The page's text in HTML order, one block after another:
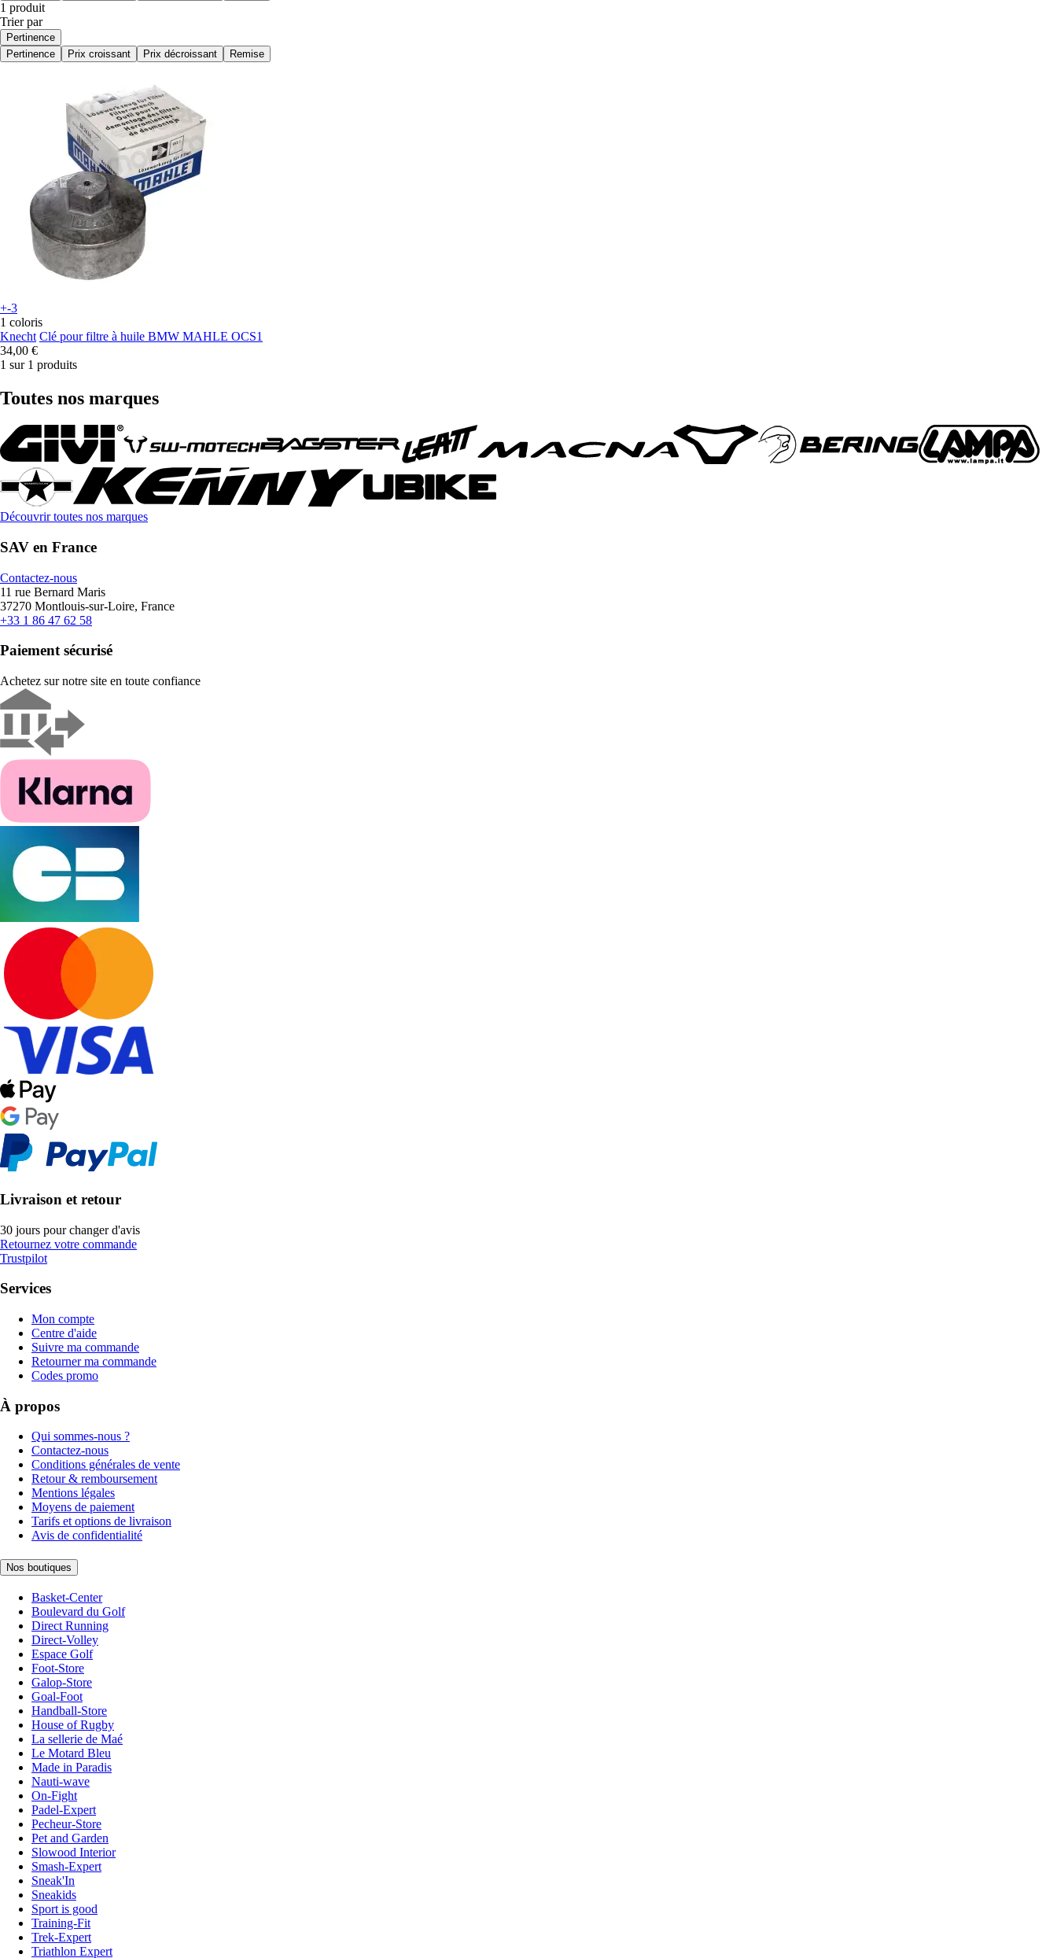
1 produit
Trier par
Pertinence
Pertinence
Prix croissant Prix décroissant Remise
+-3
1 coloris
Knecht Clé pour filtre à huile BMW MAHLE OCS1
34,00 €
1 sur 1 produits
Toutes nos marques
Découvrir toutes nos marques
SAV en France
Contactez-nous
11 rue Bernard Maris
37270 Montlouis-sur-Loire, France
+33 1 86 47 62 58
Paiement sécurisé
Achetez sur notre site en toute confiance
Livraison et retour
30 jours pour changer d'avis
Retournez votre commande
Trustpilot
Services
Mon compte
Centre d'aide
Suivre ma commande
Retourner ma commande
Codes promo
À propos
Qui sommes-nous ?
Contactez-nous
Conditions générales de vente
Retour & remboursement
Mentions légales
Moyens de paiement
Tarifs et options de livraison
Avis de confidentialité
Nos boutiques
Basket-Center
Boulevard du Golf
Direct Running
Direct-Volley
Espace Golf
Foot-Store
Galop-Store
Goal-Foot
Handball-Store
House of Rugby
La sellerie de Maé
Le Motard Bleu
Made in Paradis
Nauti-wave
On-Fight
Padel-Expert
Pecheur-Store
Pet and Garden
Slowood Interior
Smash-Expert
Sneak'In
Sneakids
Sport is good
Training-Fit
Trek-Expert
Triathlon Expert